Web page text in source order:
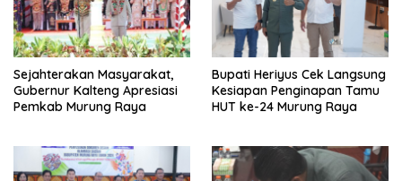
Sejahterakan Masyarakat,
Gubernur Kalteng Apresiasi
Pemkab Murung Raya
Bupati Heriyus Cek Langsung
Kesiapan Penginapan Tamu
HUT ke-24 Murung Raya